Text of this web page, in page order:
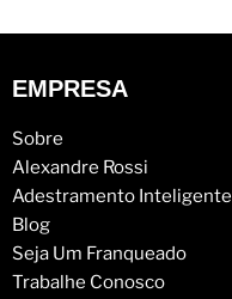
EMPRESA
Sobre
Alexandre Rossi
Adestramento Inteligente
Blog
Seja Um Franqueado
Trabalhe Conosco